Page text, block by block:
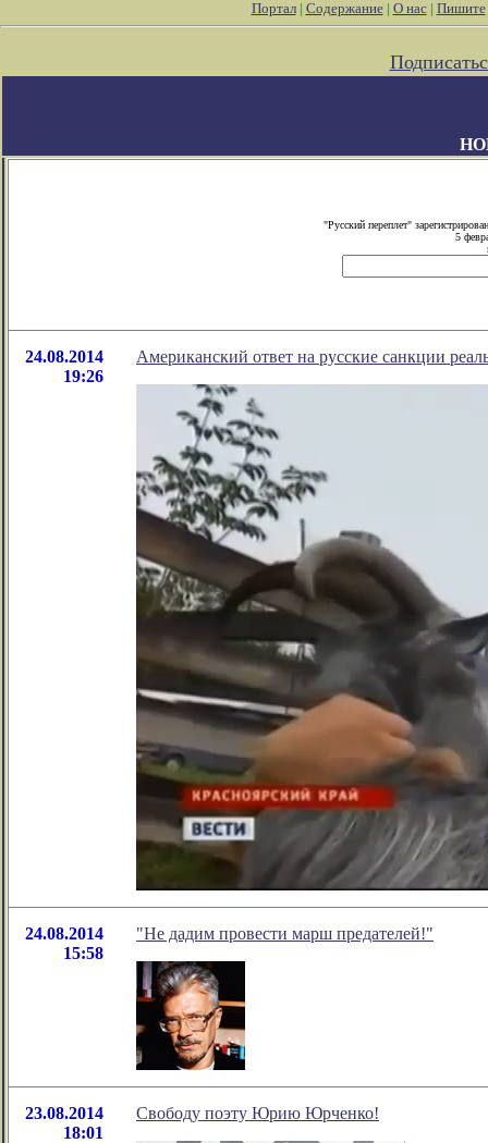
Портал| Содержание| О нас| Пишите
"Русский переплет"
5
24.08.2014
19:26
Американский ответ на русские санкции
24.08.2014
15:58
"Не дадим провести марш предателей!"
23.08.2014
18:01
Свободу поэту Юрию Юрченко!